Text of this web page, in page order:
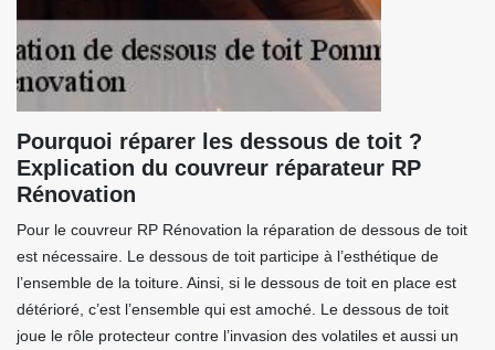
Pourquoi réparer les dessous de toit ?
Explication du couvreur réparateur RP
Rénovation
Pour le couvreur RP Rénovation la réparation de dessous de toit
est nécessaire. Le dessous de toit participe à l’esthétique de
l’ensemble de la toiture. Ainsi, si le dessous de toit en place est
détérioré, c’est l’ensemble qui est amoché. Le dessous de toit
joue le rôle protecteur contre l’invasion des volatiles et aussi un